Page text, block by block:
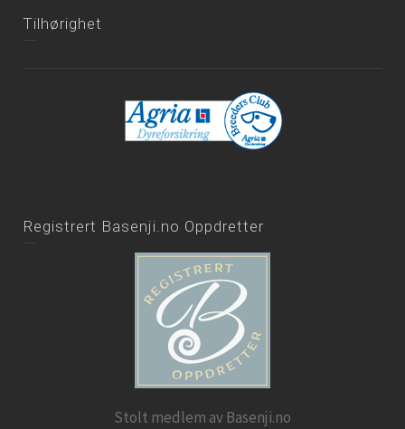
Tilhørighet
Registrert Basenji.no Oppdretter
Stolt medlem av Basenji.no